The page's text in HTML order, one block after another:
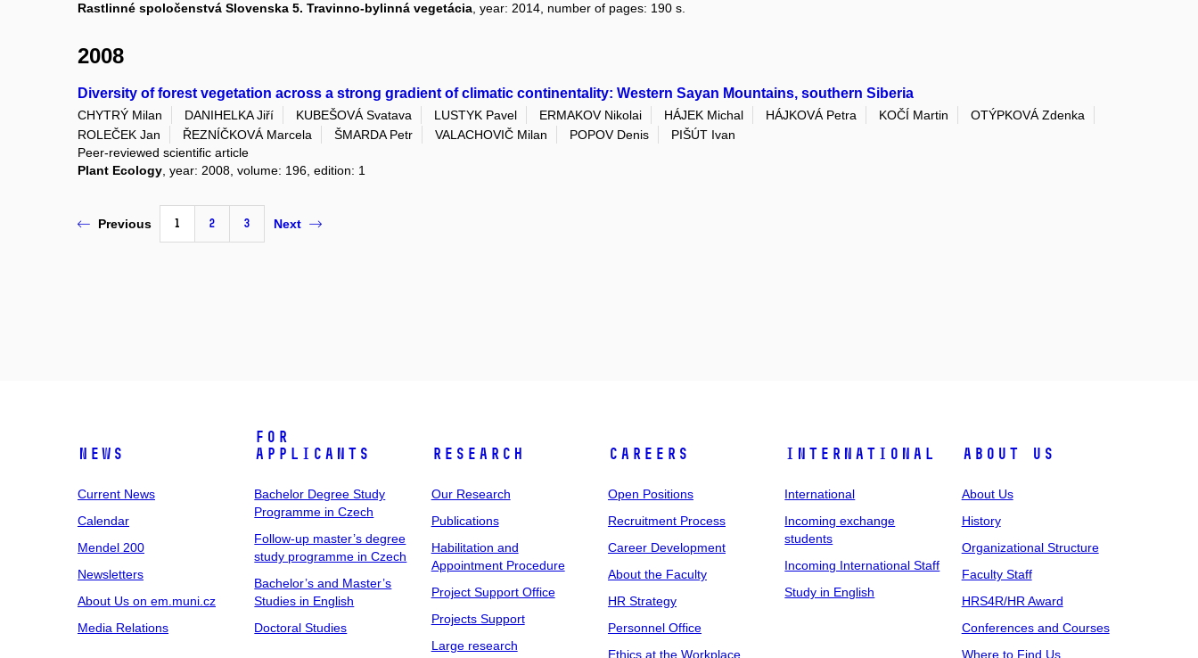
Rastlinné spoločenstvá Slovenska 5. Travinno-bylinná vegetácia , year: 2014, number of pages: 190 s.
2008
Diversity of forest vegetation across a strong gradient of climatic continentality: Western Sayan Mountains, southern Siberia
CHYTRÝ Milan DANIHELKA Jiří KUBEŠOVÁ Svatava LUSTYK Pavel ERMAKOV Nikolai HÁJEK Michal HÁJKOVÁ Petra KOČÍ Martin
OTÝPKOVÁ Zdenka
ROLEČEK Jan
ŘEZNÍČKOVÁ Marcela ŠMARDA Petr VALACHOVIČ Milan POPOV Denis
PIŠÚT Ivan
Peer-reviewed scientific article
Plant Ecology , year: 2008, volume: 196, edition: 1
Previous 1 2 3 Next
News
Current News
Calendar
Mendel 200
Newsletters
About Us on em.muni.cz
Media Relations
For
Applicants
Bachelor Degree Study
Programme in Czech
Follow-up master’s degree
study programme in Czech
Bachelor’s and Master’s
Studies in English
Doctoral Studies
Research
Our Research
Publications
Habilitation and
Appointment Procedure
Project Support Office
Projects Support
Large research
Careers
Open Positions
Recruitment Process
Career Development
About the Faculty
HR Strategy
Personnel Office
Ethics at the Workplace
International
International
Incoming exchange
students
Incoming International Staff
Study in English
About Us
About Us
History
Organizational Structure
Faculty Staff
HRS4R/HR Award
Conferences and Courses
Where to Find Us